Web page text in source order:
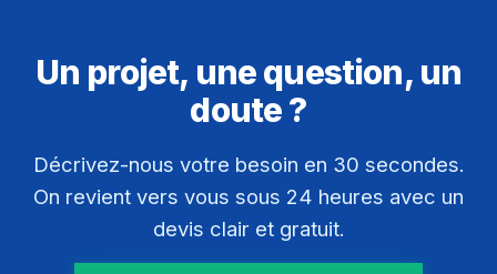
Un projet, une question, un
doute ?
Décrivez-nous votre besoin en 30 secondes.
On revient vers vous sous 24 heures avec un
devis clair et gratuit.